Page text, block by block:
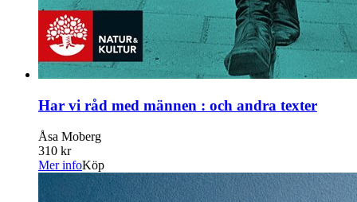
Har vi råd med männen : och andra texter
Åsa Moberg
310 kr
Mer infoKöp